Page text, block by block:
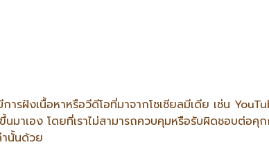
รฝังเนื้อหาหรือวีดีโอที่มาจากโซเชียลมีเดีย เช่น
มาเอง โดยที่เราไม่สามารถควบคุมหรือรับผิดชอบต่อคุ
านั้นด้วย